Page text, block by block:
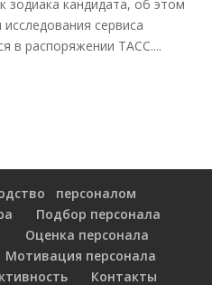
зодиака кандидата, об этом
сервиса
в распоряжении ТАСС....
персоналом
Подбор персонала
Оценка персонала
Мотивация персонала
Контакты